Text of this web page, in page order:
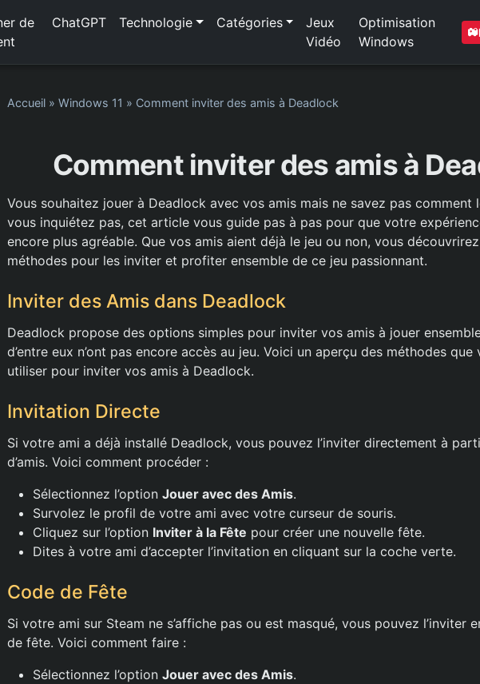
de
ChatGPT Technologie Catégories
Jeux
Vidéo
Optimisation
Windows
Accueil » Windows 11 » Comment inviter des amis à Deadlock
Comment inviter des amis à
Vous souhaitez jouer à Deadlock avec vos amis mais ne savez pas comment
vous inquiétez pas, cet article vous guide pas à pas pour que votre
encore plus agréable. Que vos amis aient déjà le jeu ou non, vous
méthodes pour les inviter et profiter ensemble de ce jeu passionnant.
Inviter des Amis dans Deadlock
Deadlock propose des options simples pour inviter vos amis à jouer
d’entre eux n’ont pas encore accès au jeu. Voici un aperçu des méthodes que
utiliser pour inviter vos amis à Deadlock.
Invitation Directe
Si votre ami a déjà installé Deadlock, vous pouvez l’inviter directement à
d’amis. Voici comment procéder :
Sélectionnez l’option Jouer avec des Amis.
Survolez le profil de votre ami avec votre curseur de souris.
Cliquez sur l’option Inviter à la Fête pour créer une nouvelle fête.
Dites à votre ami d’accepter l’invitation en cliquant sur la coche verte.
Code de Fête
Si votre ami sur Steam ne s’affiche pas ou est masqué, vous pouvez l’inviter
de fête. Voici comment faire :
Sélectionnez l’option Jouer avec des Amis.